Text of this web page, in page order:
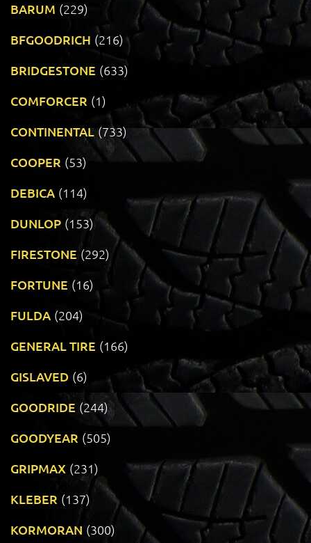
BARUM (229)
BFGOODRICH (216)
BRIDGESTONE (633)
COMFORCER (1)
CONTINENTAL (733)
COOPER (53)
DEBICA (114)
DUNLOP (153)
FIRESTONE (292)
FORTUNE (16)
FULDA (204)
GENERAL TIRE (166)
GISLAVED (6)
GOODRIDE (244)
GOODYEAR (505)
GRIPMAX (231)
KLEBER (137)
KORMORAN (300)